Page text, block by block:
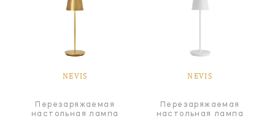
NEVIS
Перезаряжаемая
настольная лампа
NEVIS
Перезаряжаемая
настольная лампа